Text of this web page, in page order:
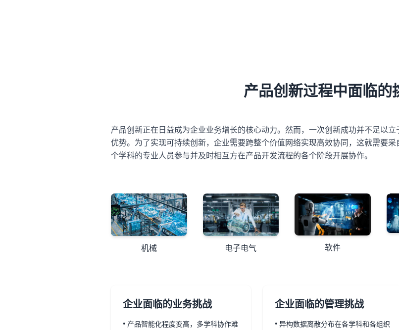
产品创新过程中面临的
产品创新正在日益成为企业业务增长的核心动力。然而，一次创新成功并不足以
优势。为了实现可持续创新，企业需要跨整个价值网络实现高效协同，这就需要
个学科的专业人员参与并及时相互方在产品开发流程的各个阶段开展协作。
机械 电子电气 软件
企业面临的业务挑战
• 产品智能化程度变高，多学科协作难
企业面临的管理挑战
• 异构数据离散分布在各学科和各组织